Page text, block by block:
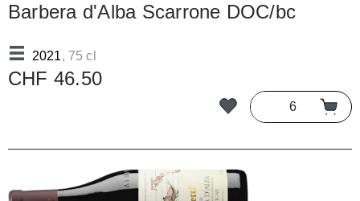
Barbera d'Alba Scarrone DOC/bc
2021, 75 cl
CHF 46.50